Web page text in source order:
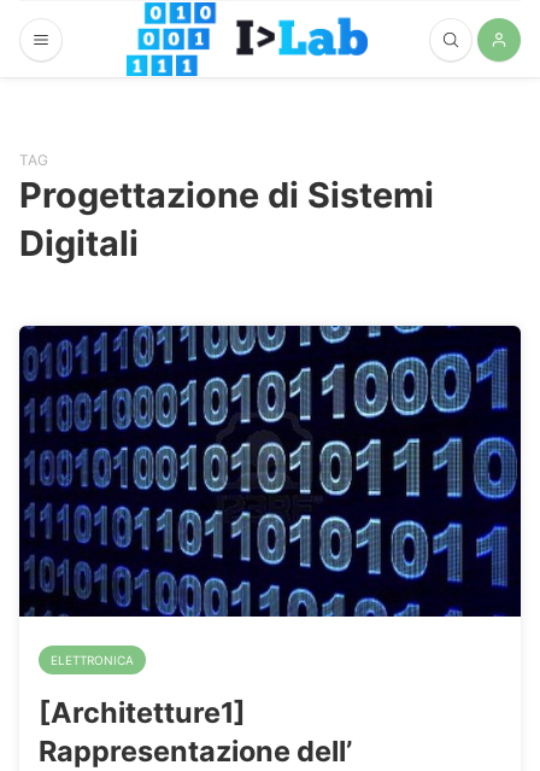
TAG
Progettazione di Sistemi
Digitali
ELETTRONICA
[Architetture1]
Rappresentazione dell’